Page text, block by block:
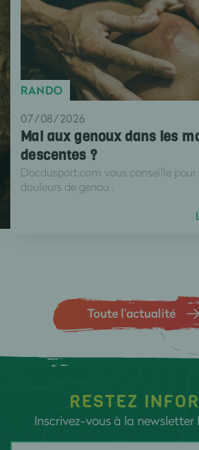
RANDO
07/08/2026
Mal aux genoux dans les
descentes ?
Docdusport.com vous conseille pour
douleurs de genou .
Toute l’actualité
RESTEZ
Inscrivez-vous à la newsletter